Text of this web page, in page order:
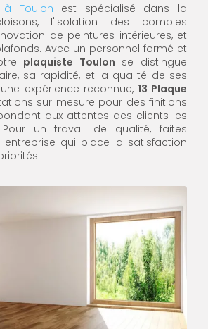
à Toulon est spécialisé dans la
l'isolation des combles
de peintures intérieures, et
Avec un personnel formé et
plaquiste Toulon se distingue
sa rapidité, et la qualité de ses
expérience reconnue, 13 Plaque
sur mesure pour des finitions
aux attentes des clients les
Pour un travail de qualité, faites
qui place la satisfaction